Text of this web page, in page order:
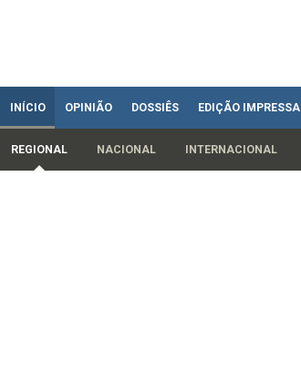
INÍCIO OPINIÃO DOSSIÊS EDIÇÃO IMPRESSA
REGIONAL NACIONAL INTERNACIONAL